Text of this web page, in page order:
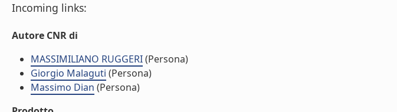
Incoming links:
Autore CNR di
MASSIMILIANO RUGGERI(Persona)
Giorgio Malaguti (Persona)
Massimo Dian (Persona)